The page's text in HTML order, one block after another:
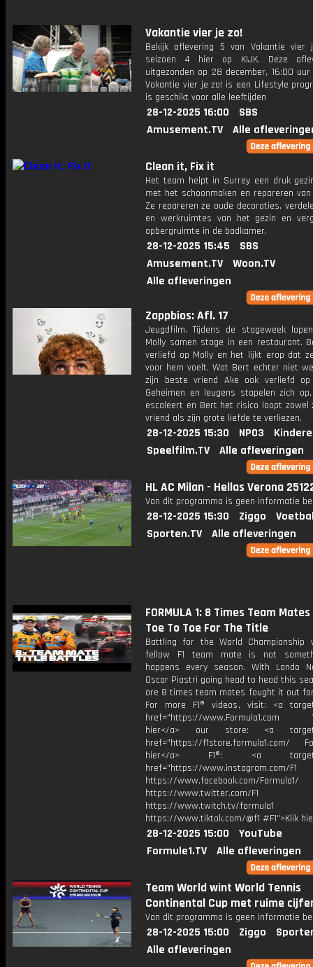
Vakantie vier je zo!
Bekijk aflevering 5 van Vakantie
seizoen 4 hier op KIJK. Deze
uitgezonden op 28 december, 16:00
Vakantie vier je zo! is een Lifestyle
is geschikt voor alle leeftijden
28-12-2025 16:00
SBS
Amusement.TV
Alle
Clean it, Fix it
Het team helpt in Surrey een ​​druk
met het schoonmaken en repareren
Ze repareren ze oude decoraties,
en werkruimtes van het gezin en
opbergruimte in de badkamer.
28-12-2025 15:45
SBS
Amusement.TV
Woon.TV
Alle afleveringen
Zappbios: Afl. 17
Jeugdfilm. Tijdens de stageweek
Molly samen stage in een restaurant.
verliefd op Molly en het lijkt erop dat
voor hem voelt. Wat Bert echter niet
zijn beste vriend Ake ook verliefd
Geheimen en leugens stapelen zich
escaleert en Bert het risico loopt zowel
vriend als zijn grote liefde te verliezen.
28-12-2025 15:30 NPO3
Speelfilm.TV
Alle afleveringen
HL AC Milan - Hellas Verona
Van dit programma is geen informatie
28-12-2025 15:30 Ziggo
Sporten.TV
Alle afleveringen
FORMULA 1: 8 Times Team
Toe To Toe For The Title
Battling for the World Championship
fellow F1 team mate is not
happens every season. With Lando
Oscar Piastri going head to head this
are 8 times team mates fought it out
For more F1® videos, visit: <a
href="https://www.Formula1.com
hier</a> our store: <a
href="https://f1store.formula1.com/
hier</a> F1®: <a
href="https://www.instagram.com/F1
https://www.facebook.com/Formula1/
https://www.twitter.com/F1
https://www.twitch.tv/formula1
https://www.tiktok.com/@f1 #F1">Klik
28-12-2025 15:00
YouTube
Formule1.TV
Alle afleveringen
Team World wint World Tennis
Continental Cup met ruime
Van dit programma is geen informatie
28-12-2025 15:00 Ziggo
Alle afleveringen